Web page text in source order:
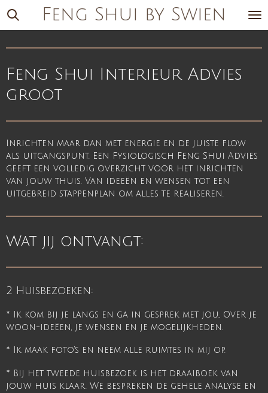
Ga
direct
hoofdinhoud
Feng Shui by Swien
Feng Shui Interieur Advies
groot
Inrichten maar dan met energie en de juiste flow
als uitgangspunt. Een Fysiologisch Feng Shui Advies
geeft een volledig overzicht voor het inrichten
van jouw thuis. Van ideeën en wensen tot een
uitgebreid stappenplan om alles te realiseren.
Wat jij ontvangt:
2 Huisbezoeken:
* Ik kom bij je langs en ga in gesprek met jou., Over je
woon-ideëen, je wensen en je mogelijkheden.
* Ik maak foto’s en neem alle ruimtes in mij op.
* Bij het tweede huisbezoek is het draaiboek van
jouw huis klaar. We bespreken de gehele analyse en